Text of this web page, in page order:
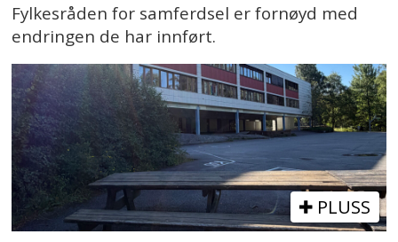
Fylkesråden for samferdsel er fornøyd med
endringen de har innført.
PLUSS